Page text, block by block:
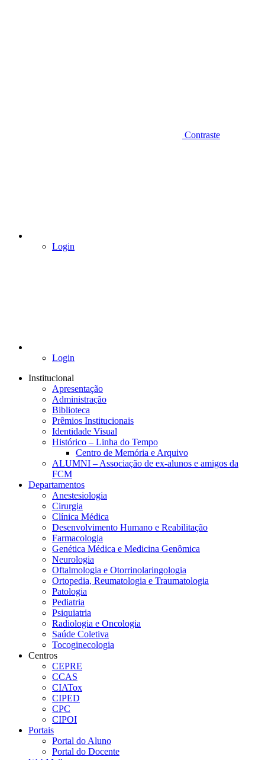
Contraste
Login
Login
Institucional
Apresentação
Administração
Biblioteca
Prêmios Institucionais
Identidade Visual
Histórico – Linha do Tempo
Centro de Memória e Arquivo
ALUMNI – Associação de ex-alunos e amigos da
FCM
Departamentos
Anestesiologia
Cirurgia
Clínica Médica
Desenvolvimento Humano e Reabilitação
Farmacologia
Genética Médica e Medicina Genômica
Neurologia
Oftalmologia e Otorrinolaringologia
Ortopedia, Reumatologia e Traumatologia
Patologia
Pediatria
Psiquiatria
Radiologia e Oncologia
Saúde Coletiva
Tocoginecologia
Centros
CEPRE
CCAS
CIATox
CIPED
CPC
CIPOI
Portais
Portal do Aluno
Portal do Docente